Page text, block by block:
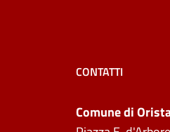
CONTATTI
Comune di